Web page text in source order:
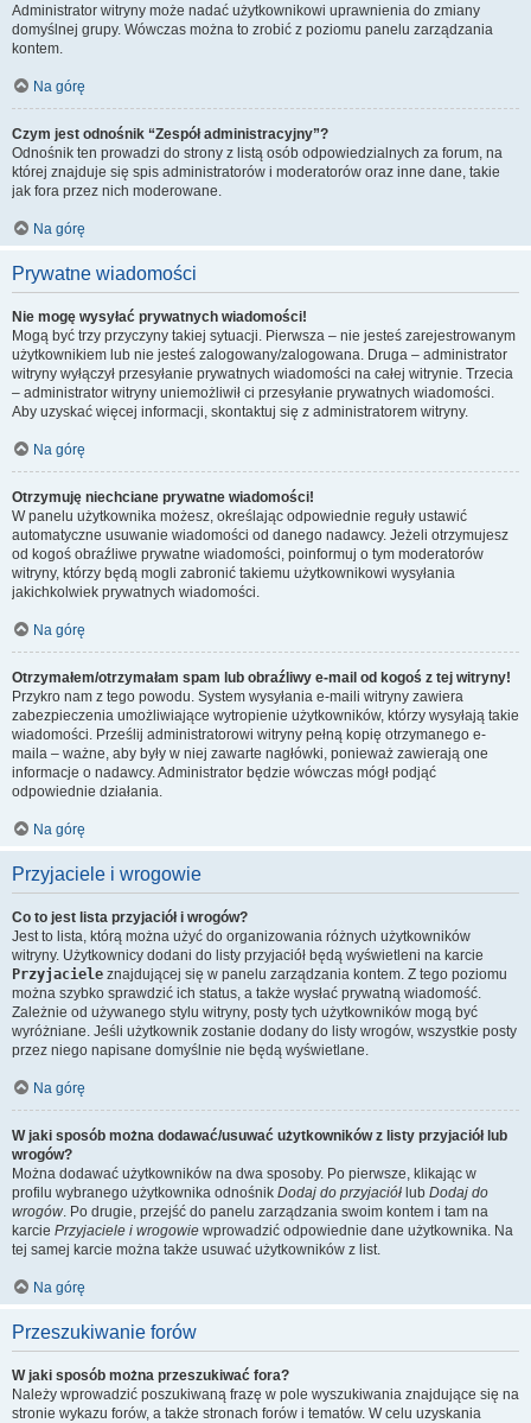
Administrator witryny może nadać użytkownikowi uprawnienia do zmiany
domyślnej grupy. Wówczas można to zrobić z poziomu panelu zarządzania
kontem.
Na górę
Czym jest odnośnik “Zespół administracyjny”?
Odnośnik ten prowadzi do strony z listą osób odpowiedzialnych za forum, na
której znajduje się spis administratorów i moderatorów oraz inne dane, takie
jak fora przez nich moderowane.
Na górę
Prywatne wiadomości
Nie mogę wysyłać prywatnych wiadomości!
Mogą być trzy przyczyny takiej sytuacji. Pierwsza – nie jesteś zarejestrowanym
użytkownikiem lub nie jesteś zalogowany/zalogowana. Druga – administrator
witryny wyłączył przesyłanie prywatnych wiadomości na całej witrynie. Trzecia
– administrator witryny uniemożliwił ci przesyłanie prywatnych wiadomości.
Aby uzyskać więcej informacji, skontaktuj się z administratorem witryny.
Na górę
Otrzymuję niechciane prywatne wiadomości!
W panelu użytkownika możesz, określając odpowiednie reguły ustawić
automatyczne usuwanie wiadomości od danego nadawcy. Jeżeli otrzymujesz
od kogoś obraźliwe prywatne wiadomości, poinformuj o tym moderatorów
witryny, którzy będą mogli zabronić takiemu użytkownikowi wysyłania
jakichkolwiek prywatnych wiadomości.
Na górę
Otrzymałem/otrzymałam spam lub obraźliwy e-mail od kogoś z tej witryny!
Przykro nam z tego powodu. System wysyłania e-maili witryny zawiera
zabezpieczenia umożliwiające wytropienie użytkowników, którzy wysyłają takie
wiadomości. Prześlij administratorowi witryny pełną kopię otrzymanego e-
maila – ważne, aby były w niej zawarte nagłówki, ponieważ zawierają one
informacje o nadawcy. Administrator będzie wówczas mógł podjąć
odpowiednie działania.
Na górę
Przyjaciele i wrogowie
Co to jest lista przyjaciół i wrogów?
Jest to lista, którą można użyć do organizowania różnych użytkowników
witryny. Użytkownicy dodani do listy przyjaciół będą wyświetleni na karcie
Przyjaciele znajdującej się w panelu zarządzania kontem. Z tego poziomu
można szybko sprawdzić ich status, a także wysłać prywatną wiadomość.
Zależnie od używanego stylu witryny, posty tych użytkowników mogą być
wyróżniane. Jeśli użytkownik zostanie dodany do listy wrogów, wszystkie posty
przez niego napisane domyślnie nie będą wyświetlane.
Na górę
W jaki sposób można dodawać/usuwać użytkowników z listy przyjaciół lub
wrogów?
Można dodawać użytkowników na dwa sposoby. Po pierwsze, klikając w
profilu wybranego użytkownika odnośnik Dodaj do przyjaciół lub Dodaj do
wrogów. Po drugie, przejść do panelu zarządzania swoim kontem i tam na
karcie Przyjaciele i wrogowie wprowadzić odpowiednie dane użytkownika. Na
tej samej karcie można także usuwać użytkowników z list.
Na górę
Przeszukiwanie forów
W jaki sposób można przeszukiwać fora?
Należy wprowadzić poszukiwaną frazę w pole wyszukiwania znajdujące się na
stronie wykazu forów, a także stronach forów i tematów. W celu uzyskania